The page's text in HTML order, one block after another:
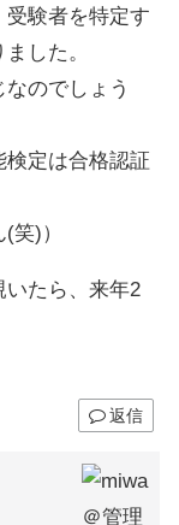
受験者を特定す
した。
のでしょう
検定は合格認証
笑)）
いたら、来年2
返信